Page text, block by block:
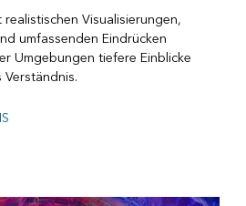
Visualisierungen,
umfassenden Eindrücken
Umgebungen tiefere Einblicke